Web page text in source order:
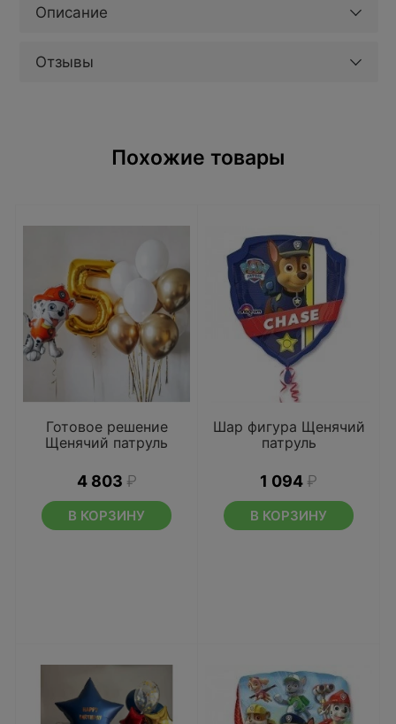
Описание
Отзывы
Похожие товары
Готовое решение
Щенячий патруль
4 803 ₽
В КОРЗИНУ
Шар фигура Щенячий
патруль
1 094 ₽
В КОРЗИНУ